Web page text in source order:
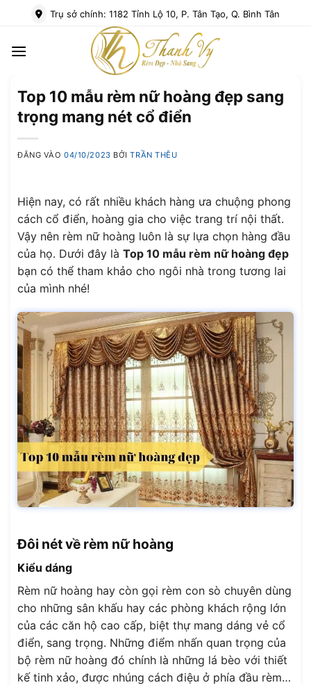
dung
Trụ sở chính: 1182 Tỉnh Lộ 10, P. Tân Tạo, Q. Bình Tân
Top 10 mẫu rèm nữ hoàng đẹp sang
trọng mang nét cổ điển
ĐĂNG VÀO04/10/2023 BỞITRẦN THÊU
Hiện nay, có rất nhiều khách hàng ưa chuộng phong
cách cổ điển, hoàng gia cho việc trang trí nội thất.
Vậy nên rèm nữ hoàng luôn là sự lựa chọn hàng đầu
của họ. Dưới đây là Top 10 mẫu rèm nữ hoàng đẹp
bạn có thể tham khảo cho ngôi nhà trong tương lai
của mình nhé!
Đôi nét về rèm nữ hoàng
Kiểu dáng
Rèm nữ hoàng hay còn gọi rèm con sò chuyên dùng
cho những sân khấu hay các phòng khách rộng lớn
của các căn hộ cao cấp, biệt thự mang dáng vẻ cổ
điển, sang trọng. Những điểm nhấn quan trọng của
bộ rèm nữ hoàng đó chính là những lá bèo với thiết
kế tinh xảo, được nhúng cách điệu ở phía đầu rèm…